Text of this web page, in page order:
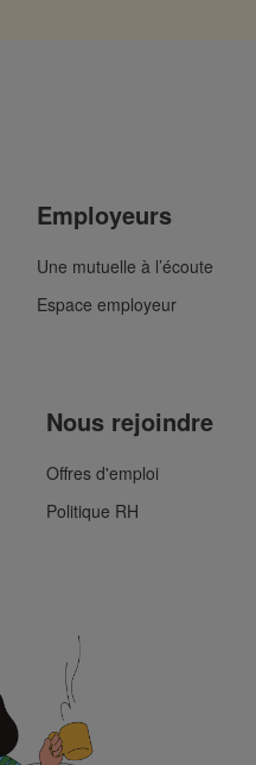
Employeurs
Une mutuelle à l’écoute
Espace employeur
Nous rejoindre
Offres d'emploi
Politique RH